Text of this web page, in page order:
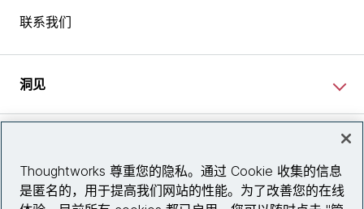
联系我们
洞见
关注我们
Thoughtworks 尊重您的隐私。通过 Cookie 收集的信息
是匿名的，用于提高我们网站的性能。为了改善您的在线